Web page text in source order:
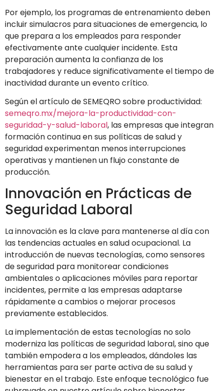
Por ejemplo, los programas de entrenamiento deben
incluir simulacros para situaciones de emergencia, lo
que prepara a los empleados para responder
efectivamente ante cualquier incidente. Esta
preparación aumenta la confianza de los
trabajadores y reduce significativamente el tiempo de
inactividad durante un evento crítico.
Según el artículo de SEMEQRO sobre productividad:
semeqro.mx/mejora-la-productividad-con-
seguridad-y-salud-laboral, las empresas que integran
formación continua en sus políticas de salud y
seguridad experimentan menos interrupciones
operativas y mantienen un flujo constante de
producción.
Innovación en Prácticas de
Seguridad Laboral
La innovación es la clave para mantenerse al día con
las tendencias actuales en salud ocupacional. La
introducción de nuevas tecnologías, como sensores
de seguridad para monitorear condiciones
ambientales o aplicaciones móviles para reportar
incidentes, permite a las empresas adaptarse
rápidamente a cambios o mejorar procesos
previamente establecidos.
La implementación de estas tecnologías no solo
moderniza las políticas de seguridad laboral, sino que
también empodera a los empleados, dándoles las
herramientas para ser parte activa de su salud y
bienestar en el trabajo. Este enfoque tecnológico fue